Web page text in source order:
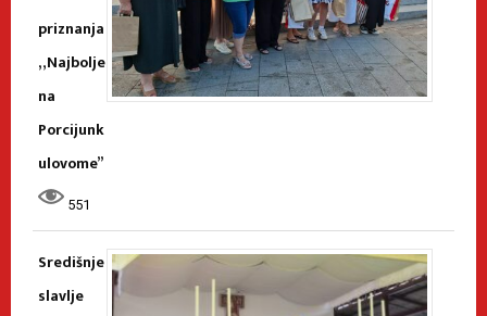
priznanja
„Najbolje
na
Porcijunk
ulovome”
551
Središnje
slavlje